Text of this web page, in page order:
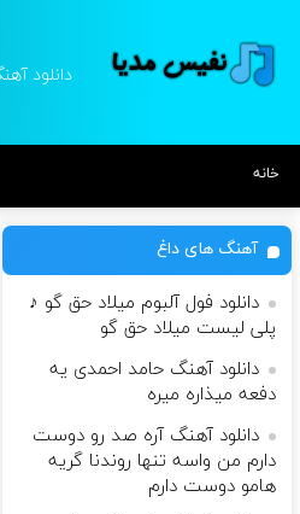
دانلود
خانه
آهنگ های داغ
دانلود فول آلبوم میلاد حق گو ♪
پلی لیست میلاد حق گو
دانلود آهنگ حامد احمدی یه
دفعه میذاره میره
دانلود آهنگ آره صد رو دوست
دارم من واسه تنها روندنا گریه
هامو دوست دارم